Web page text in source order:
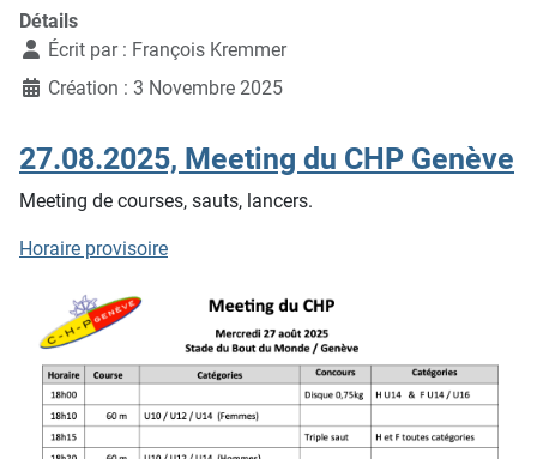
Détails
Écrit par : François Kremmer
Création : 3 Novembre 2025
27.08.2025, Meeting du CHP Genève
Meeting de courses, sauts, lancers.
Horaire provisoire